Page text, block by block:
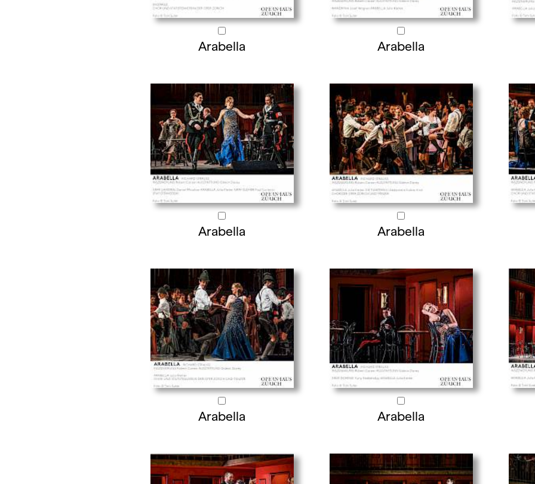
Arabella Arabella
Arabella Arabella
Arabella Arabella